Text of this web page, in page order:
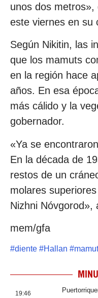
unos dos
este viernes en su
Según Nikitin, las
que los mamuts
en la región hace
años. En esa
más cálido y la
gobernador.
«Ya se
En la década de
restos de un
molares
Nizhni Nóvgorod»,
mem/gfa
#diente #Hallan #mamut
19:46